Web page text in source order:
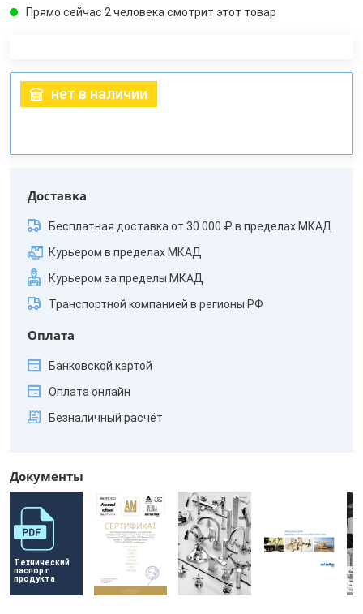
Прямо сейчас 2 человека смотрит этот товар
нет в наличии
Доставка
Бесплатная доставка от 30 000 ₽ в пределах МКАД
Курьером в пределах МКАД
Курьером за пределы МКАД
Транспортной компанией в регионы РФ
Оплата
Банковской картой
Оплата онлайн
Безналичный расчёт
Документы
Технический
паспорт
продукта